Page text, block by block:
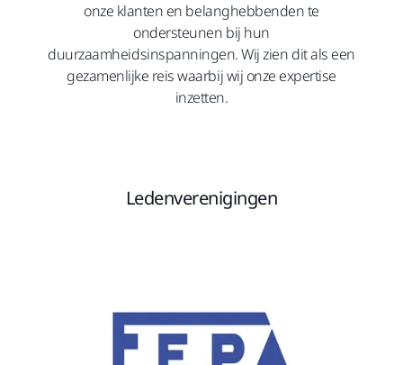
onze klanten en belanghebbenden te
ondersteunen bij hun
duurzaamheidsinspanningen. Wij zien dit als een
gezamenlijke reis waarbij wij onze expertise
inzetten.
Ledenverenigingen